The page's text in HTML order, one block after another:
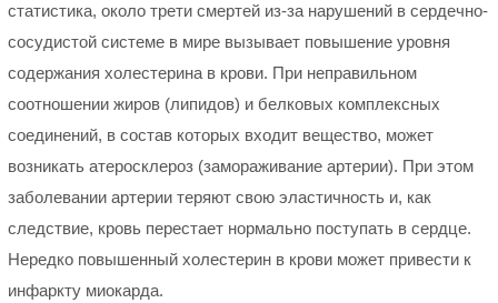
статистика, около трети смертей из-за нарушений в сердечно-
сосудистой системе в мире вызывает повышение уровня
содержания холестерина в крови. При неправильном
соотношении жиров (липидов) и белковых комплексных
соединений, в состав которых входит вещество, может
возникать атеросклероз (замораживание артерии). При этом
заболевании артерии теряют свою эластичность и, как
следствие, кровь перестает нормально поступать в сердце.
Нередко повышенный холестерин в крови может привести к
инфаркту миокарда.